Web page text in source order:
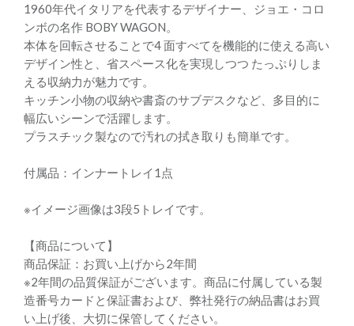
1960年代イタリアを代表するデザイナー、ジョエ・コロ
ンボの名作 BOBY WAGON。
本体を回転させることで4 面すべてを機能的に使える高い
デザイン性と、省スペース化を実現しつつ たっぷりしま
える収納力が魅力です。
キッチン小物の収納や書斎のサブデスクなど、多目的に
幅広いシーンで活躍します。
プラスチック製なので汚れの拭き取りも簡単です。
付属品：インナートレイ1点
※イメージ画像は3段5トレイです。
【商品について】
商品保証：お買い上げから2年間
※2年間の品質保証がございます。商品に付属している製
造番号カードと保証書および、弊社発行の納品書はお買
い上げ後、大切に保管してください。